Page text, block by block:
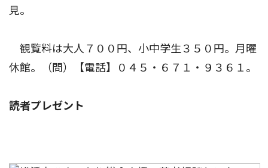
見。
観覧料は大人７００円、小中学生３５０円。月曜
休館。（問）【電話】０４５・６７１・９３６１。
読者プレゼント